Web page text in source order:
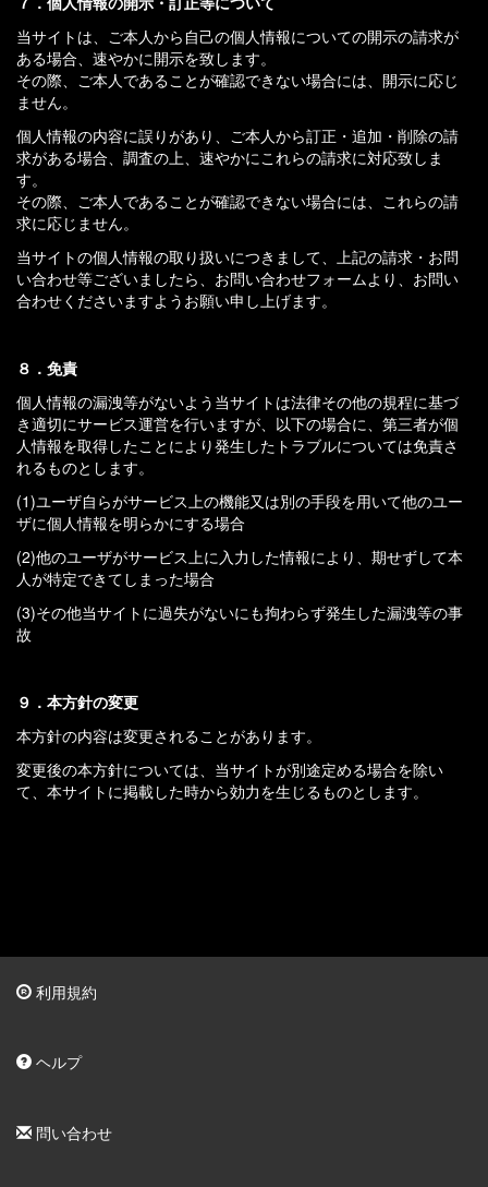
当サイトは、ご本人から自己の個人情報についての開示の請求が
ある場合、速やかに開示を致します。
その際、ご本人であることが確認できない場合には、開示に応じ
ません。
個人情報の内容に誤りがあり、ご本人から訂正・追加・削除の請
求がある場合、調査の上、速やかにこれらの請求に対応致しま
す。
その際、ご本人であることが確認できない場合には、これらの請
求に応じません。
当サイトの個人情報の取り扱いにつきまして、上記の請求・お問
い合わせ等ございましたら、お問い合わせフォームより、お問い
合わせくださいますようお願い申し上げます。
８．免責
個人情報の漏洩等がないよう当サイトは法律その他の規程に基づ
き適切にサービス運営を行いますが、以下の場合に、第三者が個
人情報を取得したことにより発生したトラブルについては免責さ
れるものとします。
(1)ユーザ自らがサービス上の機能又は別の手段を用いて他のユー
ザに個人情報を明らかにする場合
(2)他のユーザがサービス上に入力した情報により、期せずして本
人が特定できてしまった場合
(3)その他当サイトに過失がないにも拘わらず発生した漏洩等の事
故
９．本方針の変更
本方針の内容は変更されることがあります。
変更後の本方針については、当サイトが別途定める場合を除い
て、本サイトに掲載した時から効力を生じるものとします。
利用規約
ヘルプ
問い合わせ